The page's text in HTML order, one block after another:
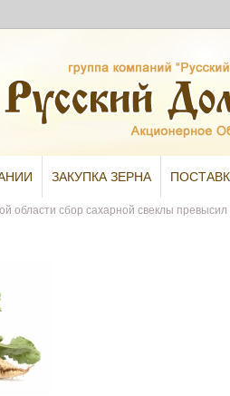
ЗАКУПКА ЗЕРНА
области сбор сахарной свеклы